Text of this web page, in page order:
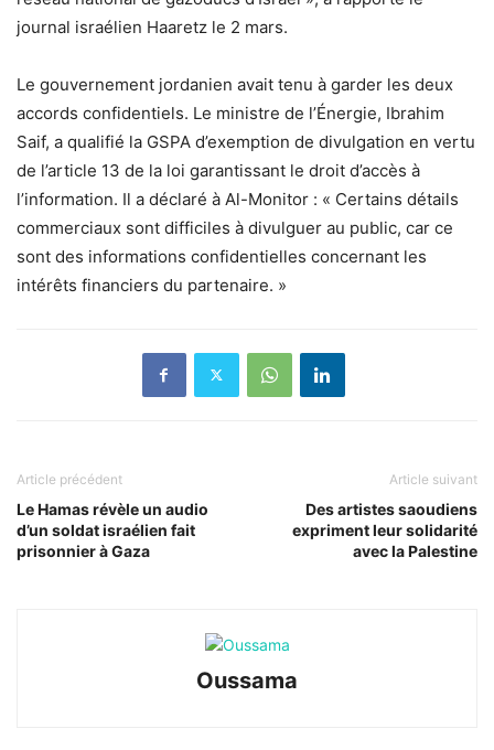
journal israélien Haaretz le 2 mars.
Le gouvernement jordanien avait tenu à garder les deux
accords confidentiels. Le ministre de l’Énergie, Ibrahim
Saif, a qualifié la GSPA d’exemption de divulgation en vertu
de l’article 13 de la loi garantissant le droit d’accès à
l’information. Il a déclaré à Al-Monitor : « Certains détails
commerciaux sont difficiles à divulguer au public, car ce
sont des informations confidentielles concernant les
intérêts financiers du partenaire. »
Article précédent
Le Hamas révèle un audio
d’un soldat israélien fait
prisonnier à Gaza
Article suivant
Des artistes saoudiens
expriment leur solidarité
avec la Palestine
Oussama